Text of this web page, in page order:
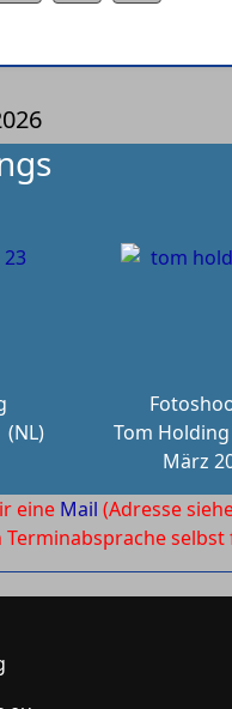
(NL)
Tom Holding
März
eine Mail (Adresse